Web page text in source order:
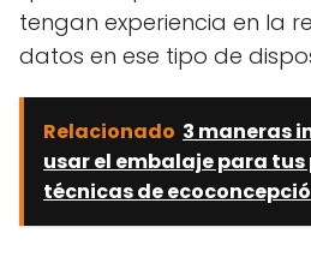
tengan experiencia en la
datos en ese tipo de
Relacionado 3 maneras
usar el embalaje para
técnicas de